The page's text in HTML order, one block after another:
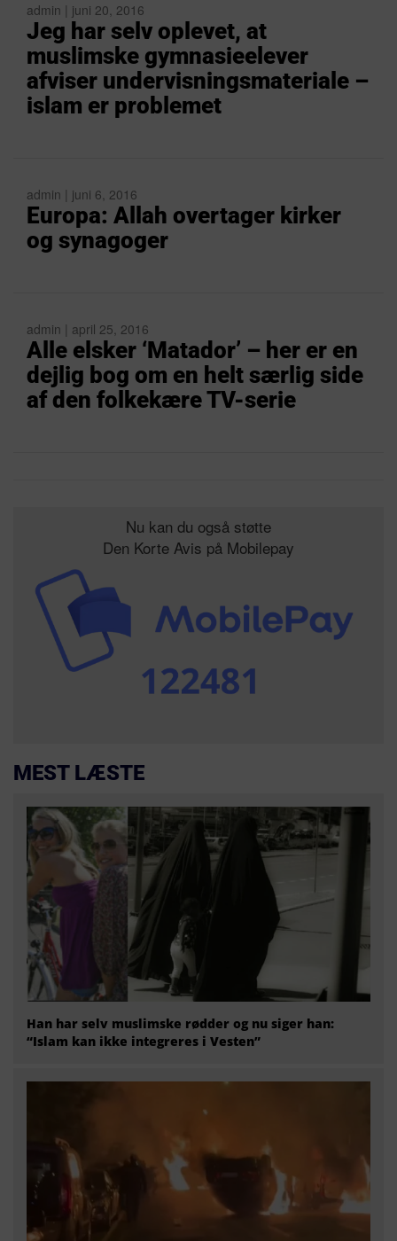
admin | juni 20, 2016
Jeg har selv oplevet, at
muslimske gymnasieelever
afviser undervisningsmateriale –
islam er problemet
admin | juni 6, 2016
Europa: Allah overtager kirker
og synagoger
admin | april 25, 2016
Alle elsker ‘Matador’ – her er en
dejlig bog om en helt særlig side
af den folkekære TV-serie
Nu kan du også støtte
Den Korte Avis på Mobilepay
MEST LÆSTE
Han har selv muslimske rødder og nu siger han:
“Islam kan ikke integreres i Vesten”